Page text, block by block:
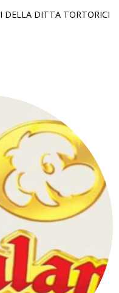
DELLA DITTA TORTORICI